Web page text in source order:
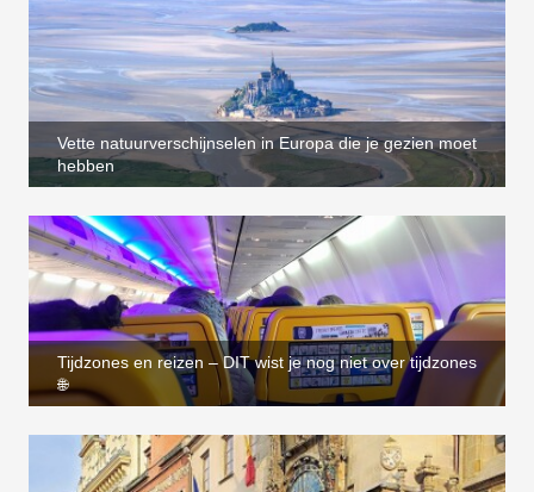
Vette natuurverschijnselen in Europa die je gezien moet
hebben
Tijdzones en reizen – DIT wist je nog niet over tijdzones
🌐